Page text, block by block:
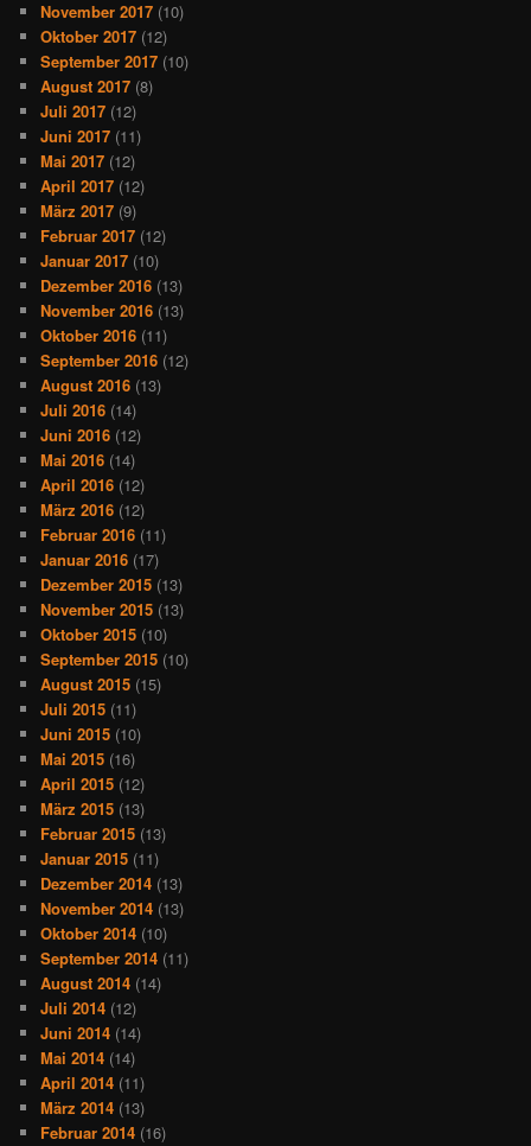
November 2017 (10)
Oktober 2017 (12)
September 2017 (10)
August 2017 (8)
Juli 2017 (12)
Juni 2017 (11)
Mai 2017 (12)
April 2017 (12)
März 2017 (9)
Februar 2017 (12)
Januar 2017 (10)
Dezember 2016 (13)
November 2016 (13)
Oktober 2016 (11)
September 2016 (12)
August 2016 (13)
Juli 2016 (14)
Juni 2016 (12)
Mai 2016 (14)
April 2016 (12)
März 2016 (12)
Februar 2016 (11)
Januar 2016 (17)
Dezember 2015 (13)
November 2015 (13)
Oktober 2015 (10)
September 2015 (10)
August 2015 (15)
Juli 2015 (11)
Juni 2015 (10)
Mai 2015 (16)
April 2015 (12)
März 2015 (13)
Februar 2015 (13)
Januar 2015 (11)
Dezember 2014 (13)
November 2014 (13)
Oktober 2014 (10)
September 2014 (11)
August 2014 (14)
Juli 2014 (12)
Juni 2014 (14)
Mai 2014 (14)
April 2014 (11)
März 2014 (13)
Februar 2014 (16)